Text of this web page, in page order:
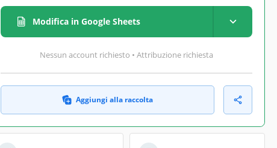
Modifica in Google Sheets
Nessun account richiesto • Attribuzione richiesta
Aggiungi alla raccolta